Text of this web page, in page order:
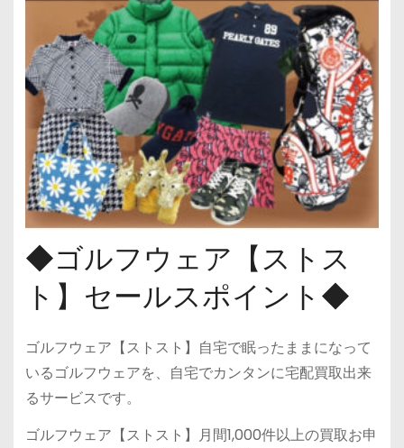
◆ゴルフウェア【ストス
ト】セールスポイント◆
ゴルフウェア【ストスト】自宅で眠ったままになって
いるゴルフウェアを、自宅でカンタンに宅配買取出来
るサービスです。
ゴルフウェア【ストスト】月間1,000件以上の買取お申